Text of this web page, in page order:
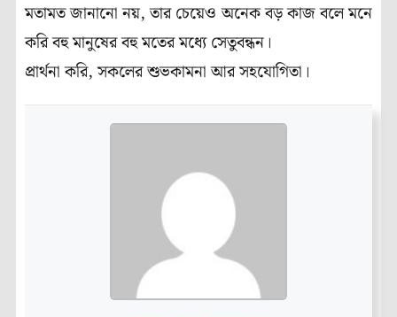
মতামত জানানো নয়, তার চেয়েও অনেক বড় কাজ বলে মনে
করি বহু মানুষের বহু মতের মধ্যে সেতুবন্ধন।
প্রার্থনা করি, সকলের শুভকামনা আর সহযোগিতা।